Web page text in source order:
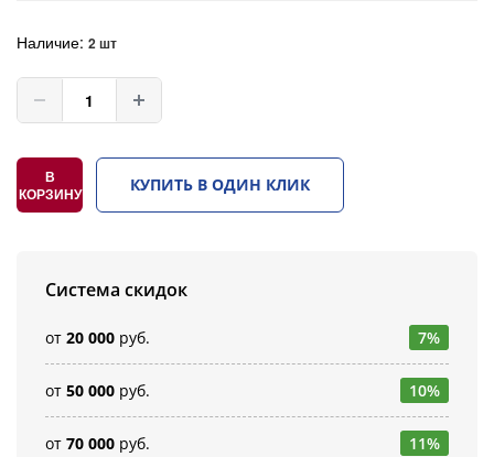
Наличие: 2 шт
В
КОРЗИНУ
КУПИТЬ В ОДИН КЛИК
Система скидок
от 20 000 руб. 7%
от 50 000 руб. 10%
от 70 000 руб. 11%